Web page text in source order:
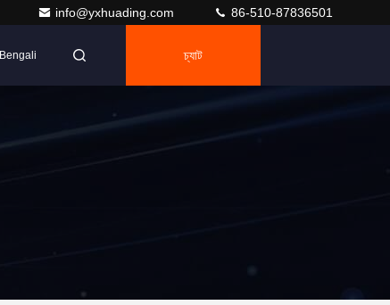
info@yxhuading.com 86-510-87836501
Bengali চ্যাট